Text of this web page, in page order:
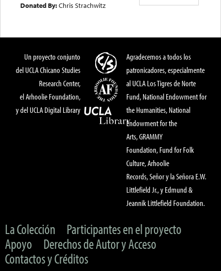
Donated By:Chris Strachwitz
Un proyecto conjunto
del UCLA Chicano Studies
Research Center,
el Arhoolie Foundation,
y del UCLA Digital Library
Agradecemos a todos los
patronicadores, especialmente
al UCLA Los Tigres de Norte
Fund, National Endowment for
the Humanities, National
Endowment for the
Arts, GRAMMY
Foundation, Fund for Folk
Culture, Arhoolie
Records, Señor y la Señora E.W.
Littlefield Jr., y Edmund &
Jeannik Littlefield Foundation.
La Colección
Participantes en el proyecto
Apoyo
Derechos de Autor y Acceso
Contactos y Créditos